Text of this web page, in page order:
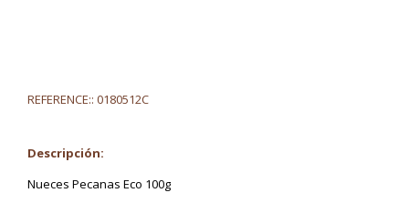
REFERENCE:: 0180512C
Descripción:
Nueces Pecanas Eco 100g